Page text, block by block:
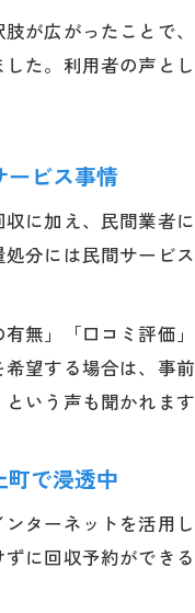
手間
が広がったことで
た。利用者の声と
ービス事情
に加え、民間業者
分には民間サービ
無」「口コミ評価
望する場合は、事
いう声も聞かれます
で浸透中
ターネットを活用
に回収予約ができ